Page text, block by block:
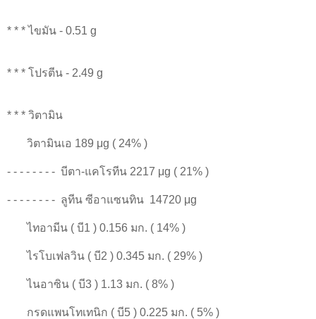
* * * ไขมัน - 0.51 g
* * * โปรตีน - 2.49 g
* * * วิตามิน
วิตามินเอ 189 μg ( 24% )
- - - - - - - - บีตา-แคโรทีน 2217 μg ( 21% )
- - - - - - - - ลูทีน ซีอาแซนทิน 14720 μg
ไทอามีน ( บี1 ) 0.156 มก. ( 14% )
ไรโบเฟลวิน ( บี2 ) 0.345 มก. ( 29% )
ไนอาซิน ( บี3 ) 1.13 มก. ( 8% )
กรดแพนโทเทนิก ( บี5 ) 0.225 มก. ( 5% )